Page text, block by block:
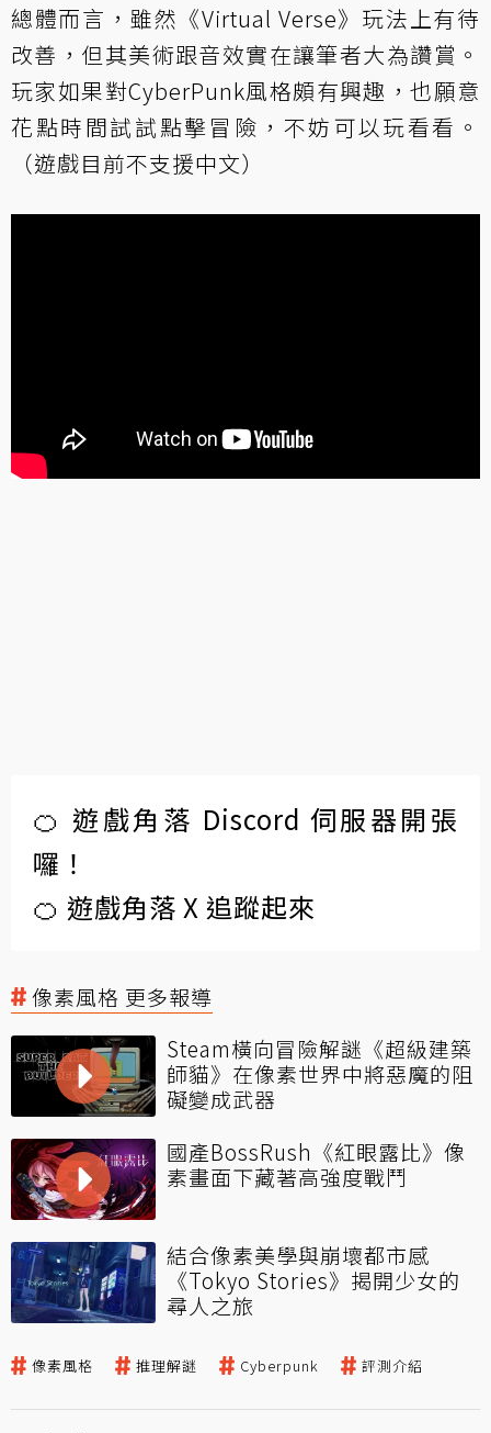
總體而言，雖然《Virtual Verse》玩法上有待
改善，但其美術跟音效實在讓筆者大為讚賞。
玩家如果對CyberPunk風格頗有興趣，也願意
花點時間試試點擊冒險，不妨可以玩看看。
（遊戲目前不支援中文）
🍊 遊戲角落 Discord 伺服器開張
囉！
🍊 遊戲角落 X 追蹤起來
像素風格 更多報導
Steam橫向冒險解謎《超級建築
師貓》在像素世界中將惡魔的阻
礙變成武器
國產BossRush《紅眼露比》像
素畫面下藏著高強度戰鬥
結合像素美學與崩壞都市感
《Tokyo Stories》揭開少女的
尋人之旅
像素風格 推理解謎 Cyberpunk 評測介紹